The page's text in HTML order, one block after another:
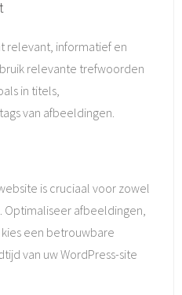
relevant, informatief en
relevante trefwoorden
in titels,
van afbeeldingen.
is cruciaal voor zowel
Optimaliseer afbeeldingen,
een betrouwbare
van uw WordPress-site